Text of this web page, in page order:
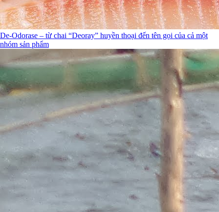
De-Odorase – từ chai “Deoray” huyền thoại đến tên gọi của cả một
nhóm sản phẩm